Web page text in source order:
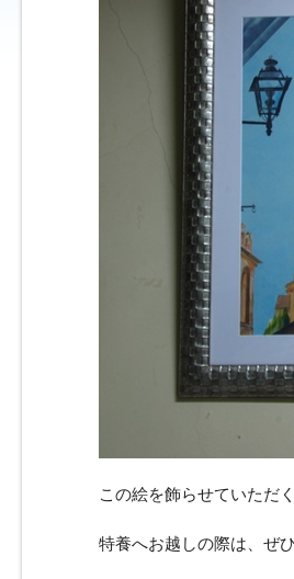
この絵を飾らせていただ
特養へお越しの際は、ぜ